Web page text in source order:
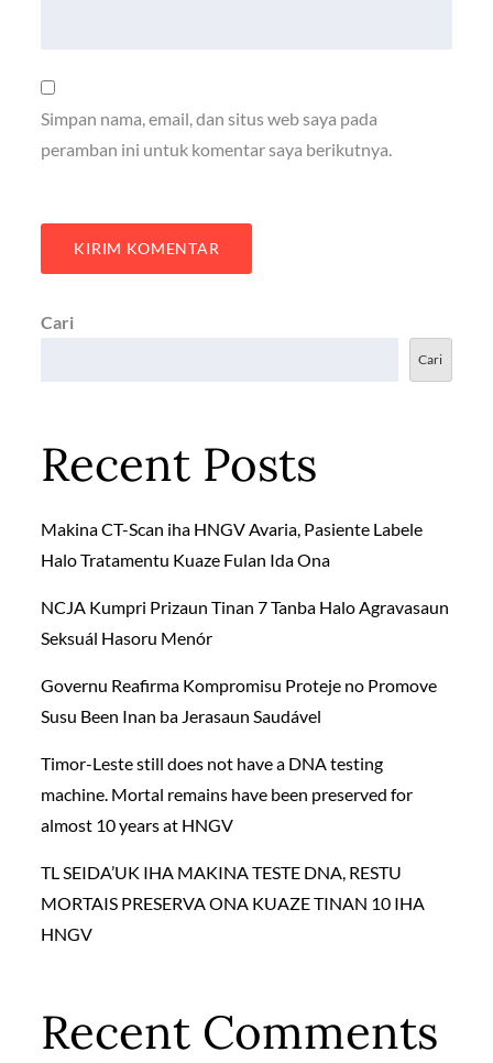
Simpan nama, email, dan situs web saya pada
peramban ini untuk komentar saya berikutnya.
Cari
Cari
Recent Posts
Makina CT-Scan iha HNGV Avaria, Pasiente Labele
Halo Tratamentu Kuaze Fulan Ida Ona
NCJA Kumpri Prizaun Tinan 7 Tanba Halo Agravasaun
Seksuál Hasoru Menór
Governu Reafirma Kompromisu Proteje no Promove
Susu Been Inan ba Jerasaun Saudável
Timor-Leste still does not have a DNA testing
machine. Mortal remains have been preserved for
almost 10 years at HNGV
TL SEIDA’UK IHA MAKINA TESTE DNA, RESTU
MORTAIS PRESERVA ONA KUAZE TINAN 10 IHA
HNGV
Recent Comments